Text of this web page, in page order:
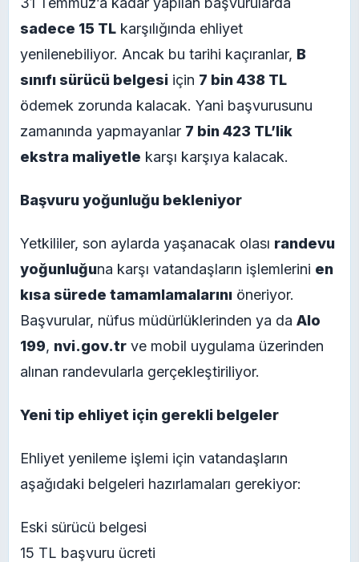
sadece 15 TL karşılığında ehliyet
yenilenebiliyor. Ancak bu tarihi kaçıranlar, B
sınıfı sürücü belgesi için 7 bin 438 TL
ödemek zorunda kalacak. Yani başvurusunu
zamanında yapmayanlar 7 bin 423 TL’lik
ekstra maliyetle karşı karşıya kalacak.
Başvuru yoğunluğu bekleniyor
Yetkililer, son aylarda yaşanacak olası randevu
yoğunluğuna karşı vatandaşların işlemlerini en
kısa sürede tamamlamalarını öneriyor.
Başvurular, nüfus müdürlüklerinden ya da Alo
199, nvi.gov.tr ve mobil uygulama üzerinden
alınan randevularla gerçekleştiriliyor.
Yeni tip ehliyet için gerekli belgeler
Ehliyet yenileme işlemi için vatandaşların
aşağıdaki belgeleri hazırlamaları gerekiyor:
Eski sürücü belgesi
15 TL başvuru ücreti